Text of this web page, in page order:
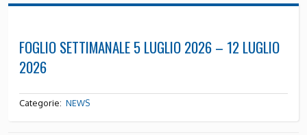
FOGLIO SETTIMANALE 5 LUGLIO 2026 – 12 LUGLIO
2026
Categorie: NEWS